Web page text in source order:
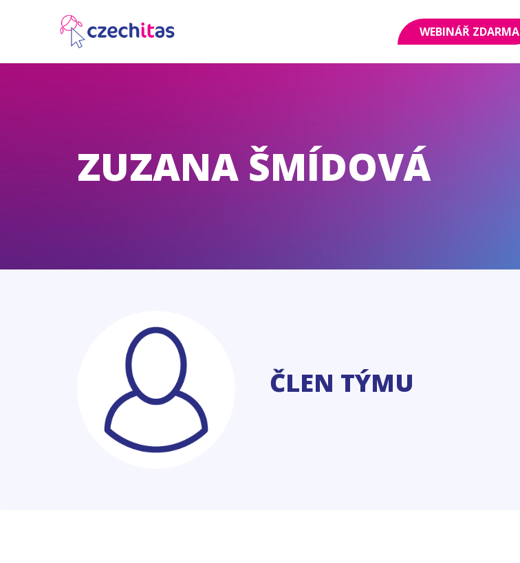
WEBINÁŘ ZDARMA
ZUZANA ŠMÍDOVÁ
ČLEN TÝMU